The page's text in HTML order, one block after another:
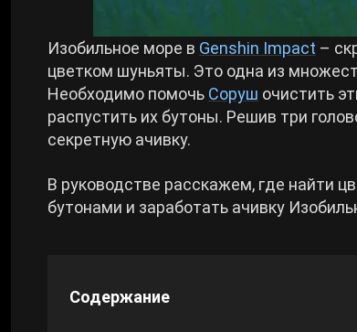
Roblox
Hogwarts Legacy
Все игры
Изобильное море в Genshin Impact –
цветком шуньяты. Это одна из
Необходимо помочь Соруш очистить
распустить их бутоны. Решив три
секретную ачивку.
В руководстве расскажем, где найти
бутонами и заработать ачивку
Содержание